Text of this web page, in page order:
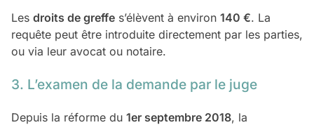
Les droits de greffe s’élèvent à environ 140 €. La
requête peut être introduite directement par les parties,
ou via leur avocat ou notaire.
3. L’examen de la demande par le juge
Depuis la réforme du 1er septembre 2018, la